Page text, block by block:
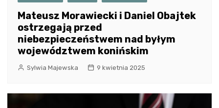
Mateusz Morawiecki i Daniel Obajtek
ostrzegają przed
niebezpieczeństwem nad byłym
województwem konińskim
Sylwia Majewska 9 kwietnia 2025